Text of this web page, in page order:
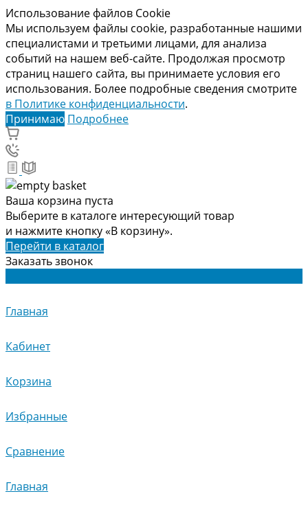
Использование файлов Cookie
Мы используем файлы cookie, разработанные нашими
специалистами и третьими лицами, для анализа
событий на нашем веб-сайте. Продолжая просмотр
страниц нашего сайта, вы принимаете условия его
использования. Более подробные сведения смотрите
в Политике конфиденциальности.
Принимаю Подробнее
Ваша корзина пуста
Выберите в каталоге интересующий товар
и нажмите кнопку «В корзину».
Перейти в каталог
Заказать звонок
Главная
Кабинет
Корзина
Избранные
Сравнение
Главная